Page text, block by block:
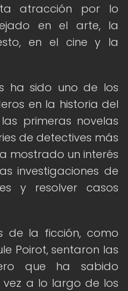
atracción por lo
en el arte, la
en el cine y la
ha sido uno de los
en la historia del
primeras novelas
de detectives más
mostrado un interés
investigaciones de
y resolver casos
de la ficción, como
Poirot, sentaron las
que ha sabido
a lo largo de los